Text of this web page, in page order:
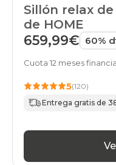
Sillón relax
de HOME
659,99€ 60%
Cuota 12 meses
5(120)
Entrega gratis de